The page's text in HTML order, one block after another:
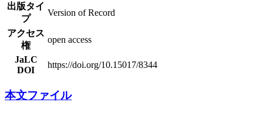
出版タイ
プ
Version of Record
アクセス
権
open access
JaLC
DOI
https://doi.org/10.15017/8344
本文ファイル